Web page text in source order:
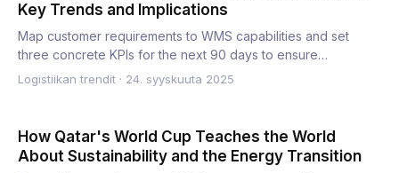
Key Trends and Implications
Map customer requirements to WMS capabilities and set
three concrete KPIs for the next 90 days to ensure
measurable impa…
Logistiikan trendit · 24. syyskuuta 2025
How Qatar's World Cup Teaches the World
About Sustainability and the Energy Transition